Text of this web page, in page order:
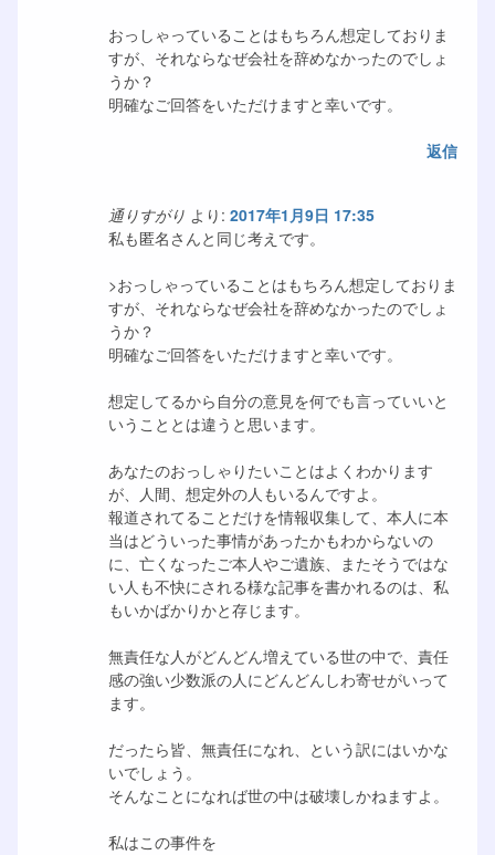
おっしゃっていることはもちろん想定しておりま
すが、それならなぜ会社を辞めなかったのでしょ
うか？
明確なご回答をいただけますと幸いです。
返信
通りすがり より: 2017年1月9日 17:35
私も匿名さんと同じ考えです。
>おっしゃっていることはもちろん想定しておりま
すが、それならなぜ会社を辞めなかったのでしょ
うか？
明確なご回答をいただけますと幸いです。
想定してるから自分の意見を何でも言っていいと
いうこととは違うと思います。
あなたのおっしゃりたいことはよくわかります
が、人間、想定外の人もいるんですよ。
報道されてることだけを情報収集して、本人に本
当はどういった事情があったかもわからないの
に、亡くなったご本人やご遺族、またそうではな
い人も不快にされる様な記事を書かれるのは、私
もいかばかりかと存じます。
無責任な人がどんどん増えている世の中で、責任
感の強い少数派の人にどんどんしわ寄せがいって
ます。
だったら皆、無責任になれ、という訳にはいかな
いでしょう。
そんなことになれば世の中は破壊しかねますよ。
私はこの事件を